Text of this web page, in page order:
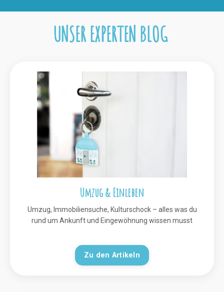
UNSER EXPERTEN BLOG
Umzug & Einleben
Umzug, Immobiliensuche, Kulturschock – alles was du
rund um Ankunft und Eingewöhnung wissen musst
Zu den Artikeln